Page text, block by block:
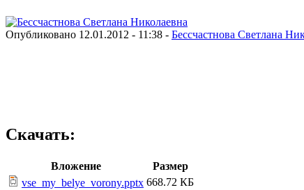
Опубликовано 12.01.2012 - 11:38 - Бессчастнова Светлана
Скачать:
Вложение
Размер
vse_my_belye_vorony.pptx 668.72 КБ